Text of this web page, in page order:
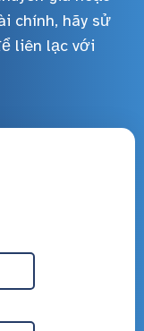
chính, hãy sử
liên lạc với